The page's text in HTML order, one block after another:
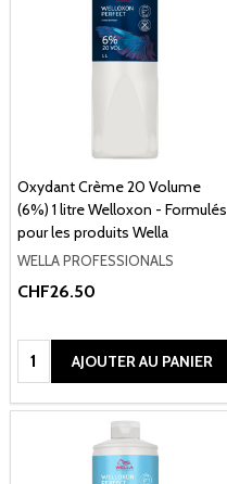
Oxydant Crème 20 Volume
(6%) 1 litre Welloxon - Formulés
pour les produits Wella
WELLA PROFESSIONALS
CHF26.50
Quantité:AJOUTER AU PANIER